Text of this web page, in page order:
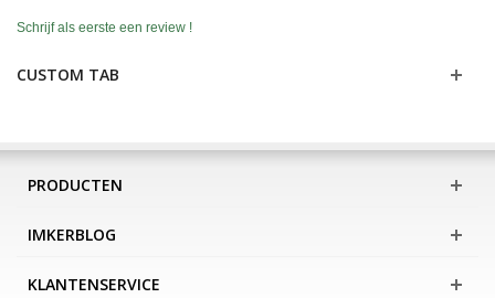
Schrijf als eerste een review !
CUSTOM TAB
PRODUCTEN
IMKERBLOG
KLANTENSERVICE